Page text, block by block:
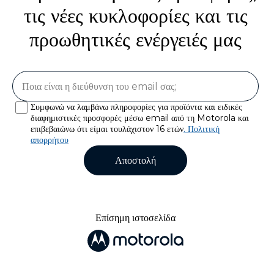
τις νέες κυκλοφορίες και τις
προωθητικές ενέργειές μας
Αποστολή
Συμφωνώ να λαμβάνω πληροφορίες για προϊόντα και ειδικές
διαφημιστικές προσφορές μέσω email από τη Motorola και
επιβεβαιώνω ότι είμαι τουλάχιστον 16 ετών. Πολιτική
απορρήτου
Επίσημη ιστοσελίδα